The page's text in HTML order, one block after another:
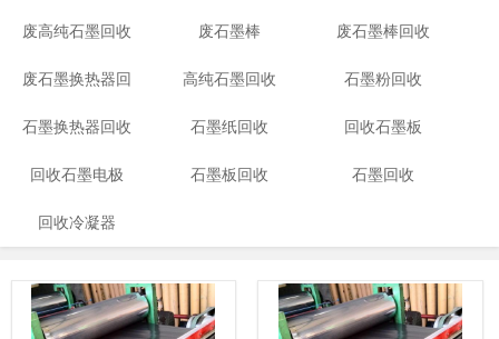
收
废高纯石墨回收 废石墨棒 废石墨棒回收
废石墨换热器回
收
高纯石墨回收 石墨粉回收
石墨换热器回收 石墨纸回收 回收石墨板
回收石墨电极 石墨板回收 石墨回收
回收冷凝器